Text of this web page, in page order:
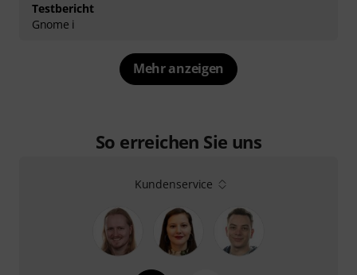
Testbericht
Gnome i
Mehr anzeigen
So erreichen Sie uns
Kundenservice